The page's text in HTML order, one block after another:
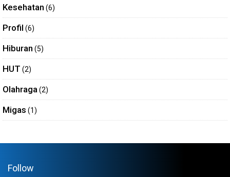
Kesehatan (6)
Profil (6)
Hiburan (5)
HUT (2)
Olahraga (2)
Migas (1)
Follow